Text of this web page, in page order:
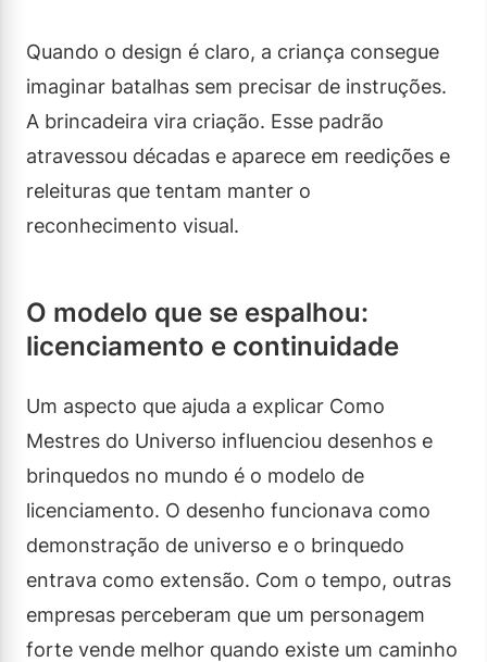
Quando o design é claro, a criança consegue
imaginar batalhas sem precisar de instruções.
A brincadeira vira criação. Esse padrão
atravessou décadas e aparece em reedições e
releituras que tentam manter o
reconhecimento visual.
O modelo que se espalhou:
licenciamento e continuidade
Um aspecto que ajuda a explicar Como
Mestres do Universo influenciou desenhos e
brinquedos no mundo é o modelo de
licenciamento. O desenho funcionava como
demonstração de universo e o brinquedo
entrava como extensão. Com o tempo, outras
empresas perceberam que um personagem
forte vende melhor quando existe um caminho